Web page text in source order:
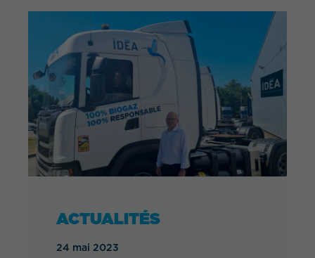
L’info IDEA Contact
QUEL EST VOTRE BESOIN ?
ACTUALITÉS
24 mai 2023